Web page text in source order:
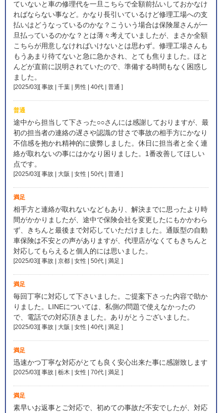
ていないと車の修理代を一旦こちらで全額前払いしておかなけ
ればならない事など。かなり長引いているけど修理工場への支
払いはどうなっているのかな？こういう場合は保険屋さんが一
旦払っているのかな？とは薄々考えていましたが、まさか全額
こちらが用意しなければいけないとは思わず。修理工場さんも
もうあまり待てないと急に急かされ、とても焦りました。ほと
んどが直前に説明されていたので、準備する時間もなく困惑し
ました。
[2025/03][ 事故 | 千葉 | 男性 | 40代 | 普通 ]
普通
途中から担当して下さった○○さんには感謝しておりますが、最
初の担当者の連絡の遅さや認識の甘さで事故の相手方にかなり
不信感を抱かれ精神的に疲弊しました。休日に担当者と全く連
絡が取れないの事にはかなり困りました。1番改善してほしい
点です。
[2025/03][ 事故 | 大阪 | 女性 | 50代 | 普通 ]
満足
相手方と連絡が取れないなどもあり、解決までに思ったより時
間がかかりましたが、途中で保険会社を変更したにもかかわら
ず、きちんと最後まで対応していただけました。通販型の自動
車保険は不安との声がありますが、代理店がなくてもきちんと
対応してもらえると個人的には思いました。
[2025/03][ 事故 | 京都 | 女性 | 50代 | 満足 ]
満足
毎回丁寧に対応して下さいました。ご提案下さった内容で助か
りました。LINEについては、私側の問題で使えなかったの
で、電話での対応頂きました。ありがとうございました。
[2025/03][ 事故 | 大阪 | 女性 | 40代 | 満足 ]
満足
迅速かつ丁寧な対応がとても良く安心出来た事に感謝致します
[2025/03][ 事故 | 栃木 | 女性 | 70代 | 満足 ]
満足
素早いお返事とご対応で、初めての事故だ不安でしたが、対応